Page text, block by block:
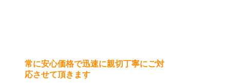
常に安心価格で迅速に親切丁寧にご対
応させて頂きます